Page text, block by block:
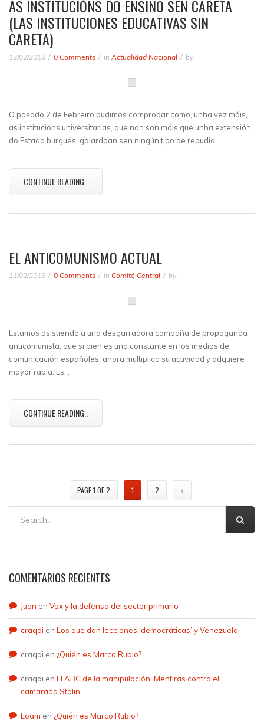
AS INSTITUCIÓNS DO ENSINO SEN CARETA
(LAS INSTITUCIONES EDUCATIVAS SIN
CARETA)
12/02/2018 0 Comments in Actualidad Nacional by
O pasado 2 de Febreiro pudimos comprobar como, unha vez máis,
as institucións universitarias, que non son máis que unha extensión
do Estado burgués, galardoan sen ningún tipo de repudio…
CONTINUE READING..
EL ANTICOMUNISMO ACTUAL
11/02/2018 0 Comments in Comité Central by
Estamos asistiendo a una desgarradora campaña de propaganda
anticomunista, que si bien es una constante en los medios de
comunicación españoles, ahora multiplica su actividad y adquiere
mayor rabia. Es…
CONTINUE READING..
PAGE 1 OF 2 1 2 »
COMENTARIOS RECIENTES
Juan en Vox y la defensa del sector primario
craqdi en Los que dan lecciones ‘democráticas’ y Venezuela
craqdi en ¿Quién es Marco Rubio?
craqdi en El ABC de la manipulación. Mentiras contra el
camarada Stalin
Loam en ¿Quién es Marco Rubio?